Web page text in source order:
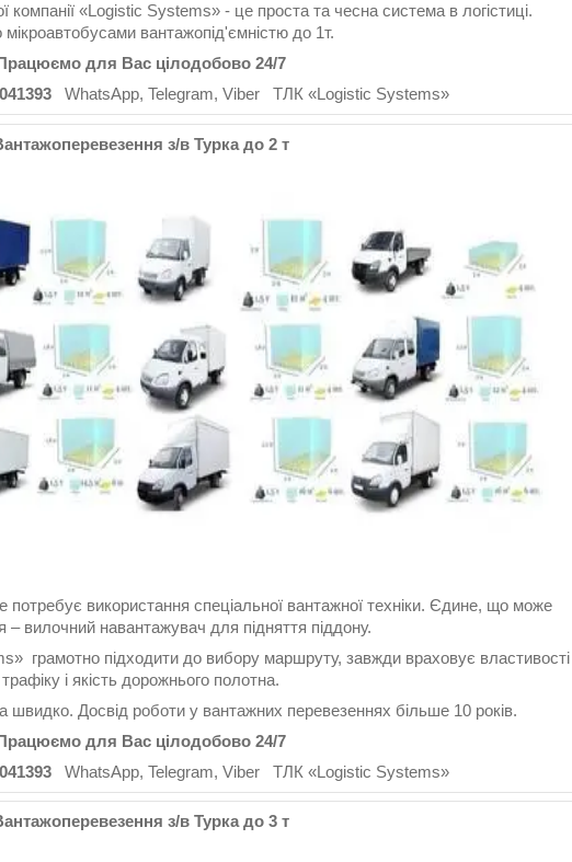
компанії «Logistic Systems» - це проста та чесна система в логістиці.
вантажопід'ємністю до 1т.
для Вас цілодобово 24/7
WhatsApp, Telegram, Viber ТЛК «Logistic Systems»
з/в Турка до 2 т
потребує використання спеціальної вантажної техніки. Єдине, що може
– вилочний навантажувач для підняття піддону.
грамотно підходити до вибору маршруту, завжди враховує властивості
трафіку і якість дорожнього полотна.
швидко. Досвід роботи у вантажних перевезеннях більше 10 років.
для Вас цілодобово 24/7
WhatsApp, Telegram, Viber ТЛК «Logistic Systems»
з/в Турка до 3 т